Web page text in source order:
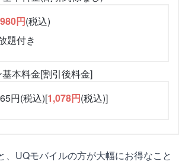
円(税込)
題付き
本料金[割引後料金]
円(税込)[1,078円(税込)]
、UQモバイルの方が大幅にお得なこと